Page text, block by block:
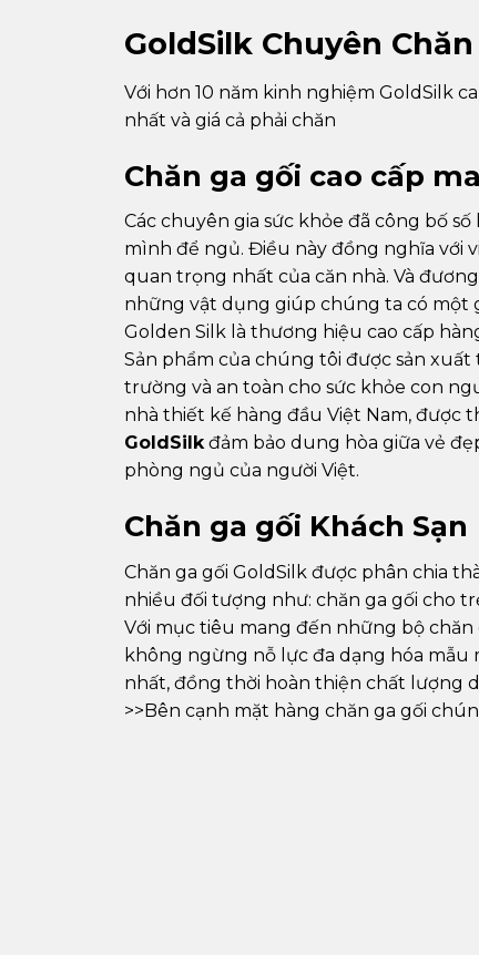
GoldSilk Chuyên
Với hơn 10 năm kinh nghiệm GoldSilk
nhất và giá cả phải chăn
Chăn ga gối cao cấp
Các chuyên gia sức khỏe đã công bố
mình để ngủ. Điều này đồng nghĩa với
quan trọng nhất của căn nhà. Và
những vật dụng giúp chúng ta có một
Golden Silk là thương hiệu cao cấp
Sản phẩm của chúng tôi được sản
trường và an toàn cho sức khỏe con
nhà thiết kế hàng đầu Việt Nam, được
GoldSilkđảm bảo dung hòa giữa vẻ
phòng ngủ của người Việt.
Chăn ga gối Khách Sạn
Chăn ga gối GoldSilk được phân chia
nhiều đối tượng như: chăn ga gối cho
Với mục tiêu mang đến những bộ
không ngừng nỗ lực đa dạng hóa mẫu
nhất, đồng thời hoàn thiện chất lượng
>>Bên cạnh mặt hàng chăn ga gối